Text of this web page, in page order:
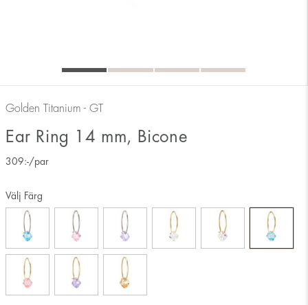
Golden Titanium - GT
Ear Ring 14 mm, Bicone
309:-/par
Välj Färg